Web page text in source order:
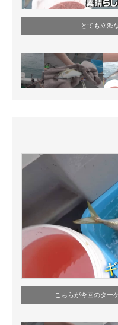
とても立派
こちらが今回のター